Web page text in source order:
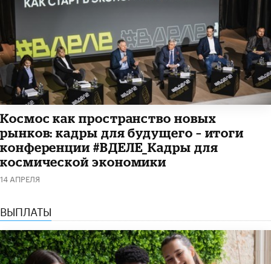
Космос как пространство новых
рынков: кадры для будущего – итоги
конференции #ВДЕЛЕ_Кадры для
космической экономики
14 АПРЕЛЯ
ВЫПЛАТЫ